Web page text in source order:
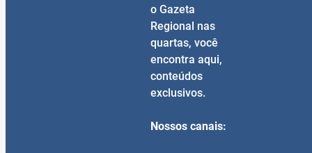
o Gazeta
Regional nas
quartas, você
encontra aqui,
conteúdos
exclusivos.
Nossos canais: